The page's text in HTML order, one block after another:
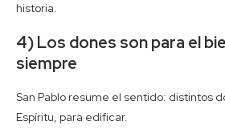
historia.
4) Los dones son para el
siempre
San Pablo resume el sentido: distintos
Espíritu, para edificar.